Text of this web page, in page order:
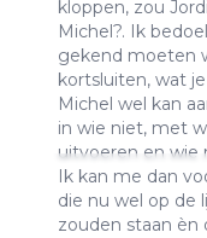
kloppen, zou
Michel?. Ik
gekend moeten
kortsluiten, wat
Michel wel kan
in wie niet, met
uitvoeren en wie
Ik kan me dan
die nu wel op de
zouden staan èn